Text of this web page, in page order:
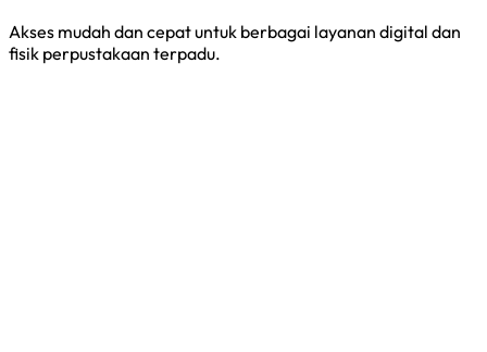
Akses mudah dan cepat untuk berbagai layanan digital dan
fisik perpustakaan terpadu.